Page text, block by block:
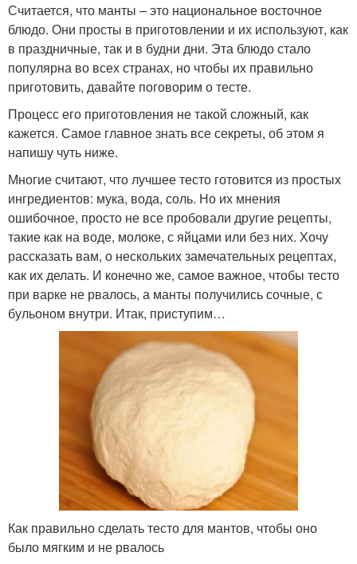
Считается, что манты – это национальное восточное
блюдо. Они просты в приготовлении и их используют, как
в праздничные, так и в будни дни. Эта блюдо стало
популярна во всех странах, но чтобы их правильно
приготовить, давайте поговорим о тесте.
Процесс его приготовления не такой сложный, как
кажется. Самое главное знать все секреты, об этом я
напишу чуть ниже.
Многие считают, что лучшее тесто готовится из простых
ингредиентов: мука, вода, соль. Но их мнения
ошибочное, просто не все пробовали другие рецепты,
такие как на воде, молоке, с яйцами или без них. Хочу
рассказать вам, о нескольких замечательных рецептах,
как их делать. И конечно же, самое важное, чтобы тесто
при варке не рвалось, а манты получились сочные, с
бульоном внутри. Итак, приступим…
Как правильно сделать тесто для мантов, чтобы оно
было мягким и не рвалось